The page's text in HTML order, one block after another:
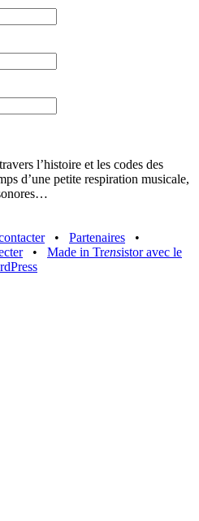
l’histoire et les codes des
d’une petite respiration musicale,
• Partenaires
•
• Made in Trensistor avec le